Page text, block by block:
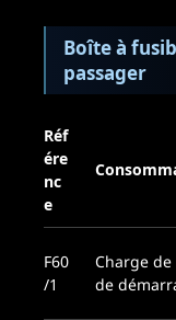
Boîte à
passager
Réf
ére
nc
e
F60
/1
Charge
de